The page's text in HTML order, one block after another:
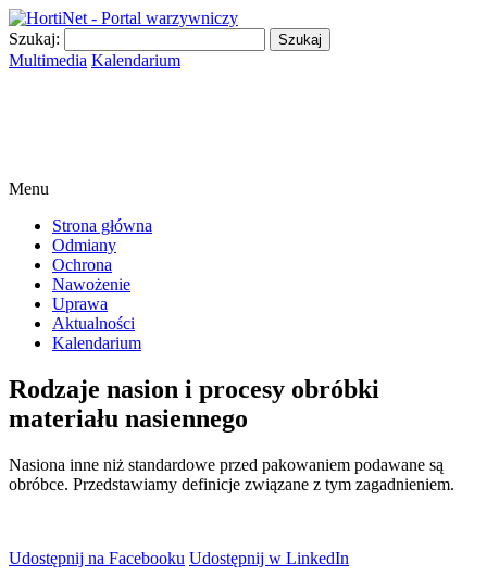
Szukaj:
Multimedia Kalendarium
Menu
Strona główna
Odmiany
Ochrona
Nawożenie
Uprawa
Aktualności
Kalendarium
Rodzaje nasion i procesy obróbki
materiału nasiennego
Nasiona inne niż standardowe przed pakowaniem podawane są
obróbce. Przedstawiamy definicje związane z tym zagadnieniem.
Udostępnij na Facebooku Udostępnij w LinkedIn